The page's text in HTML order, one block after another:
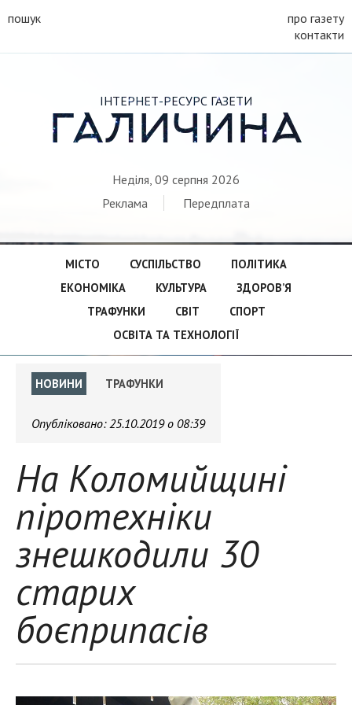
пошук
про газету
контакти
ІНТЕРНЕТ-РЕСУРС ГАЗЕТИ
ГАЛИЧИНА
Неділя, 09 серпня 2026
Реклама
Передплата
МІСТО СУСПІЛЬСТВО
ПОЛІТИКА
ЕКОНОМІКА
КУЛЬТУРА
ЗДОРОВ’Я
ТРАФУНКИ
СВІТ
СПОРТ
ОСВІТА ТА ТЕХНОЛОГІЇ
НОВИНИ ТРАФУНКИ
Опубліковано:25.10.2019 о 08:39
На Коломийщині
піротехніки
знешкодили 30
старих
боєприпасів